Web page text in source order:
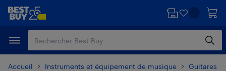
Passer
principal
Passer
Accueil Instruments et équipement de musique Guitares